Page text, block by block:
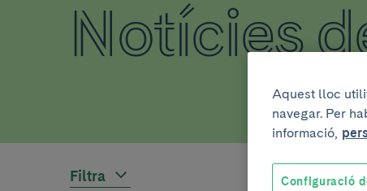
Notícies
Filtra
Aquest lloc
navegar. Per
informació,
Configuració